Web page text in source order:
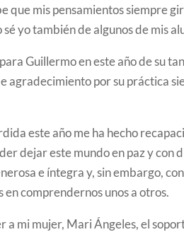
que mis pensamientos siempre
yo también de algunos de mis
Guillermo en este año de su
agradecimiento por su práctica
este año me ha hecho
dejar este mundo en paz y con
e íntegra y, sin embargo,
comprendernos unos a otros.
mi mujer, Mari Ángeles, el